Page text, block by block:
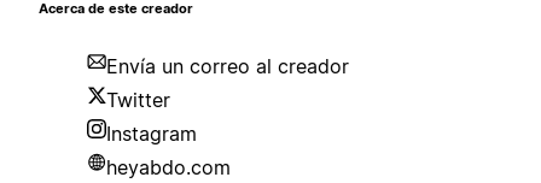
Acerca de este creador
Envía un correo al creador
Twitter
Instagram
heyabdo.com